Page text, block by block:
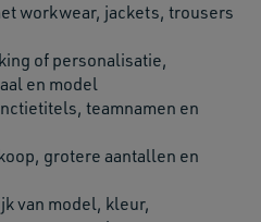
workwear, jackets, trousers
of personalisatie,
en model
teamnamen en
grotere aantallen en
van model, kleur,